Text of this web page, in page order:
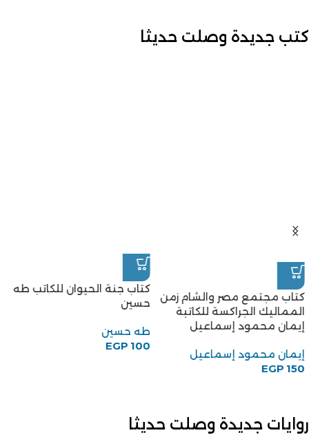
كتب جديدة وصلت حديثا
كتاب مجتمع مصر والشام زمن
المماليك الجراكسة للكاتبة
إيمان محمود إسماعيل
إيمان محمود إسماعيل
EGP 150
كتاب جنة الحيوان للكاتب طه
حسين
طه حسين
EGP 100
روايات جديدة وصلت حديثا